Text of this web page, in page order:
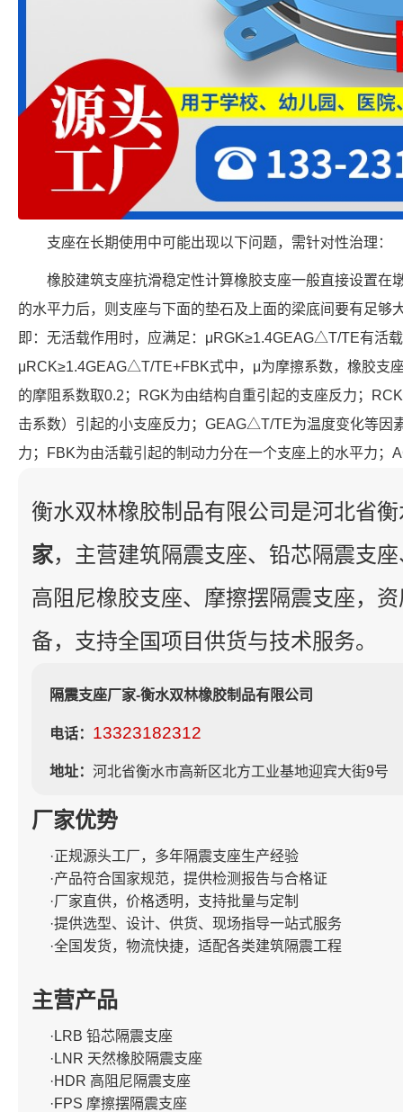
支座在长期使用中可能出现以下问题，需针对性治理：
橡胶建筑支座抗滑稳定性计算橡胶支座一般直接设置在
的水平力后，则支座与下面的垫石及上面的梁底间要有足够
即：无活载作用时，应满足：μRGK≥1.4GEAG△T/TE有活
μRCK≥1.4GEAG△T/TE+FBK式中，μ为摩擦系数，橡胶支
的摩阻系数取0.2；RGK为由结构自重引起的支座反力；
击系数）引起的小支座反力；GEAG△T/TE为温度变化等因
力；FBK为由活载引起的制动力分在一个支座上的水平力；
衡水双林橡胶制品有限公司是河北省
家，主营建筑隔震支座、铅芯隔震支
高阻尼橡胶支座、摩擦摆隔震支座，
备，支持全国项目供货与技术服务。
隔震支座厂家-衡水双林橡胶制品有限公司
电话： 13323182312
地址： 河北省衡水市高新区北方工业基地迎宾大街9号
厂家优势
·正规源头工厂，多年隔震支座生产经验
·产品符合国家规范，提供检测报告与合格证
·厂家直供，价格透明，支持批量与定制
·提供选型、设计、供货、现场指导一站式服务
·全国发货，物流快捷，适配各类建筑隔震工程
主营产品
·LRB 铅芯隔震支座
·LNR 天然橡胶隔震支座
·HDR 高阻尼隔震支座
·FPS 摩擦摆隔震支座